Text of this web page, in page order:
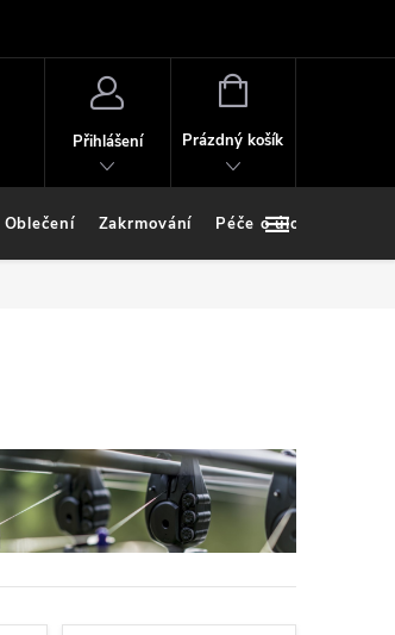
Přihlášení
NÁKUPNÍ
Prázdný košík
Oblečení Zakrmování Péče o úlovek